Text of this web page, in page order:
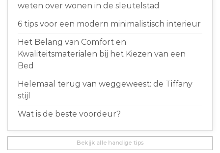
weten over wonen in de sleutelstad
6 tips voor een modern minimalistisch interieur
Het Belang van Comfort en
Kwaliteitsmaterialen bij het Kiezen van een
Bed
Helemaal terug van weggeweest: de Tiffany
stijl
Wat is de beste voordeur?
Bekijk alle handige tips